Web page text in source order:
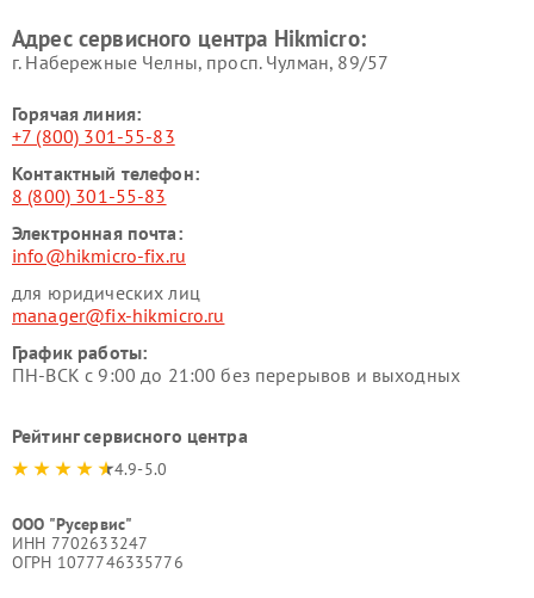
Адрес сервисного центра Hikmicro:
г. Набережные Челны, просп. Чулман, 89/57
Горячая линия:
+7 (800) 301-55-83
Контактный телефон:
8 (800) 301-55-83
Электронная почта:
info@hikmicro-fix.ru
для юридических лиц
manager@fix-hikmicro.ru
График работы:
ПН-ВСК с 9:00 до 21:00 без перерывов и выходных
Рейтинг сервисного центра
4.9-5.0
ООО "Русервис"
ИНН 7702633247
ОГРН 1077746335776